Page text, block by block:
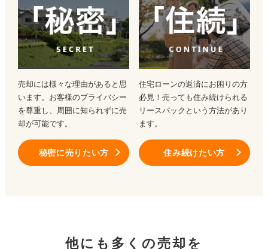
売却には様々な理由があると思
います。お客様のプライバシー
を尊重し、周囲に知られずに売
却が可能です。
秘密に売りたい方
住宅ローンの返済にお困りの方
必見！売っても住み続けられる
リースバックという方法があり
ます。
住み続けたい方
他にも多くの売却を